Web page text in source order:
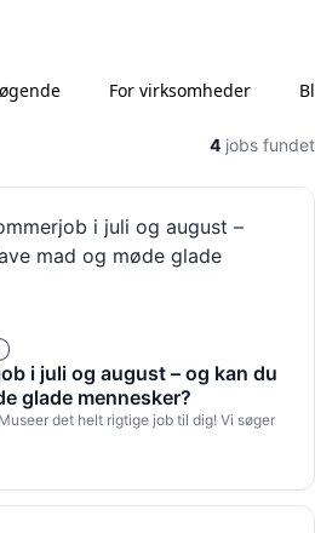
For virksomheder
4 jobs fundet
i juli og august – og kan du
glade mennesker?
det helt rigtige job til dig! Vi søger